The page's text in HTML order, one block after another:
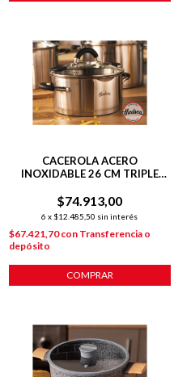
CACEROLA ACERO
INOXIDABLE 26 CM TRIPLE
PLATEADO
$74.913,00
6 x $12.485,50 sin interés
$67.421,70con Transferencia o
depósito
COMPRAR